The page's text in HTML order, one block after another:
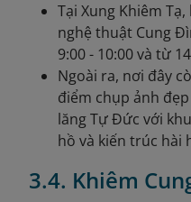
Tại Xung Khiêm
nghệ thuật Cung
9:00 - 10:00 và từ
Ngoài ra, nơi đây
điểm chụp ảnh
lăng Tự Đức với
hồ và kiến trúc hài
3.4. Khiêm